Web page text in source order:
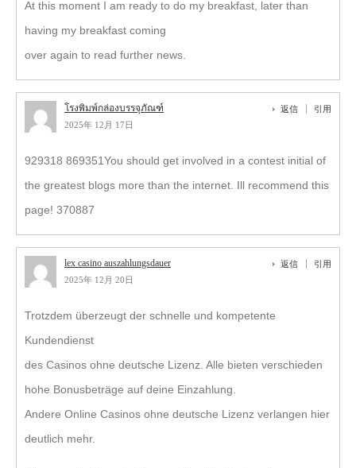
At this moment I am ready to do my breakfast, later than
having my breakfast coming
over again to read further news.
โรงพิมพ์กล่องบรรจุภัณฑ์
2025年 12月 17日
返信 引用
929318 869351You should get involved in a contest initial of
the greatest blogs more than the internet. Ill recommend this
page! 370887
lex casino auszahlungsdauer
2025年 12月 20日
返信 引用
Trotzdem überzeugt der schnelle und kompetente
Kundendienst
des Casinos ohne deutsche Lizenz. Alle bieten verschieden
hohe Bonusbeträge auf deine Einzahlung.
Andere Online Casinos ohne deutsche Lizenz verlangen hier
deutlich mehr.